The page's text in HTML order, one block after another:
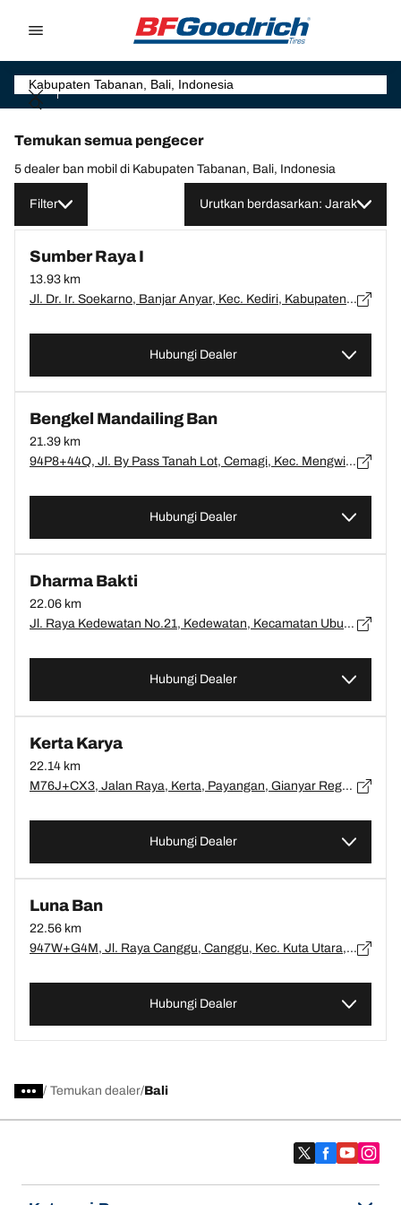
Temukan semua pengecer
5 dealer ban mobil di Kabupaten Tabanan, Bali, Indonesia
Filter Urutkan berdasarkan: Jarak
Sumber Raya I
13.93 km
Jl. Dr. Ir. Soekarno, Banjar Anyar, Kec. Kediri, Kabupaten Tabanan, Bali 82121, Bali, Tabanan - 82161
Hubungi Dealer
Bengkel Mandailing Ban
21.39 km
94P8+44Q, Jl. By Pass Tanah Lot, Cemagi, Kec. Mengwi, Kabupaten Tabanan, Bali 82121, Bali, Kab. Tabanan - 82121
Hubungi Dealer
Dharma Bakti
22.06 km
Jl. Raya Kedewatan No.21, Kedewatan, Kecamatan Ubud, Kabupaten Gianyar, Bali 80571, Indonesia, Bali, Gianyar - 80571
Hubungi Dealer
Kerta Karya
22.14 km
M76J+CX3, Jalan Raya, Kerta, Payangan, Gianyar Regency, Bali 80572, Bali, Gianyar - 80572
Hubungi Dealer
Luna Ban
22.56 km
947W+G4M, Jl. Raya Canggu, Canggu, Kec. Kuta Utara, Kabupaten Badung, Bali 80351, Bali, Badung - 80361
Hubungi Dealer
/ Temukan dealer Bali